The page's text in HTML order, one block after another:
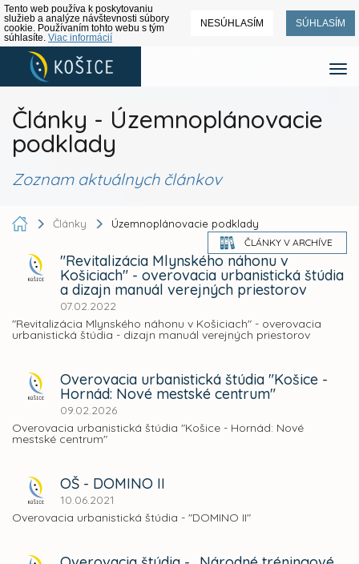
Tento web používa k poskytovaniu
služieb a analýze návštevnosti súbory
cookie. Používaním tohto webu s tým
súhlasíte. Viac informácií
NESÚHLASÍM SÚHLASÍM
Články - Územnoplánovacie
podklady
Zoznam aktuálnych článkov
Články Územnoplánovacie podklady
ČLÁNKY V ARCHÍVE
"Revitalizácia Mlynského náhonu v
Košiciach" - overovacia urbanistická štúdia
a dizajn manuál verejných priestorov
07.02.2022
"Revitalizácia Mlynského náhonu v Košiciach" - overovacia
urbanistická štúdia - dizajn manuál verejných priestorov
Overovacia urbanistická štúdia "Košice -
Hornád: Nové mestské centrum"
09.02.2026
Overovacia urbanistická štúdia "Košice - Hornád: Nové
mestské centrum"
OŠ - DOMINO II
10.06.2021
Overovacia urbanistická štúdia - "DOMINO II"